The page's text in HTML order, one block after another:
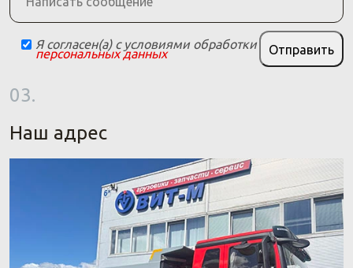
Я согласен(а) с условиями обработки
персональных данных Отправить
03.
Наш адрес